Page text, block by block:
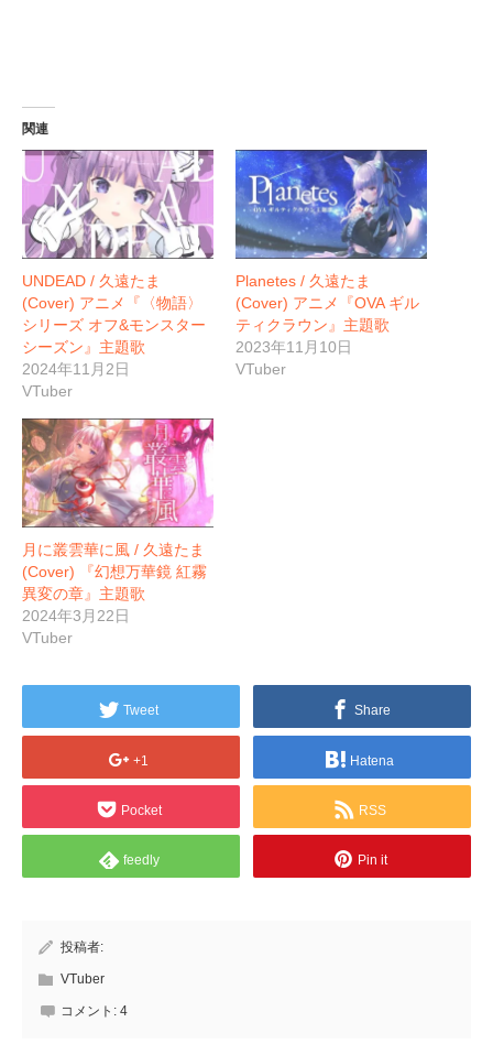
関連
UNDEAD / 久遠たま
(Cover) アニメ『〈物語〉
シリーズ オフ&モンスター
シーズン』主題歌
2024年11月2日
VTuber
Planetes / 久遠たま
(Cover) アニメ『OVA ギル
ティクラウン』主題歌
2023年11月10日
VTuber
月に叢雲華に風 / 久遠たま
(Cover) 『幻想万華鏡 紅霧
異変の章』主題歌
2024年3月22日
VTuber
Tweet Share
+1 Hatena
Pocket RSS
feedly Pin it
投稿者:
VTuber
コメント: 4